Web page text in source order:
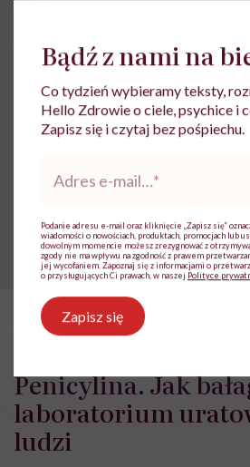
Choroby zakaźne wirus
lekarskiej. Pamiętaj, że w
skonsultować się z lekarzem.
HelloZdrowie › Choroby
Penicylina. Jak
laboratorium
ludzi
Bądź z nami na
Co tydzień wybieramy teksty,
Hello Zdrowie o ciele, psychice i
Zapisz się i czytaj bez pośpiechu.
*
Podanie adresu e-mail oraz kliknięcie „Zapisz się”
wiadomości o nowościach, produktach, promocjach lub
dowolnym momencie możesz zrezygnować z
zgody nie ma wpływu na zgodność z prawem
jej wycofaniem. Zapoznaj się z informacjami o
o przysługujących Ci prawach, w naszej Polityce
Zapisz się